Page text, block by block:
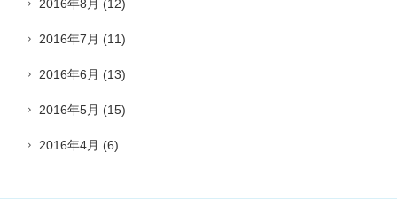
2016年8月 (12)
2016年7月 (11)
2016年6月 (13)
2016年5月 (15)
2016年4月 (6)